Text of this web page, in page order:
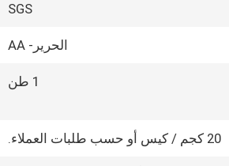
SGS
الحرير- AA
1 طن
20 كجم / كيس أو حسب طلبات العملاء.